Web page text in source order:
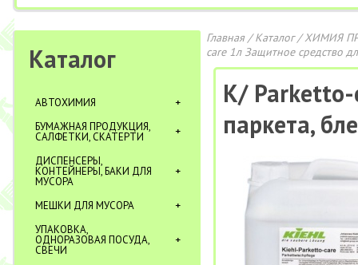
Каталог
АВТОХИМИЯ
БУМАЖНАЯ ПРОДУКЦИЯ,
САЛФЕТКИ, СКАТЕРТИ
ДИСПЕНСЕРЫ,
КОНТЕЙНЕРЫ, БАКИ ДЛЯ
МУСОРА
МЕШКИ ДЛЯ МУСОРА
УПАКОВКА,
ОДНОРАЗОВАЯ ПОСУДА,
СВЕЧИ
Главная/Каталог/ХИМИЯ
care 1л Защитное средство
К/ Parketto-
паркета,